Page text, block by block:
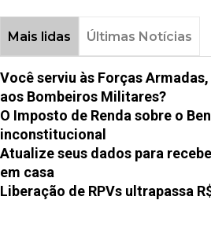
Mais lidas Últimas Notícias
Você serviu às Forças
aos Bombeiros Militares?
O Imposto de Renda sobre o
inconstitucional
Atualize seus dados para
em casa
Liberação de RPVs ultrapassa